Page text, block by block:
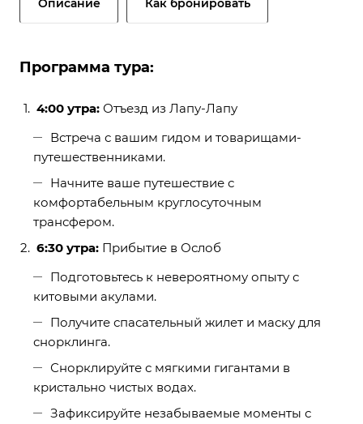
Описание Как бронировать
Программа тура:
4:00 утра: Отъезд из Лапу-Лапу
Встреча с вашим гидом и товарищами-
путешественниками.
Начните ваше путешествие с
комфортабельным круглосуточным
трансфером.
6:30 утра: Прибытие в Ослоб
Подготовьтесь к невероятному опыту с
китовыми акулами.
Получите спасательный жилет и маску для
снорклинга.
Снорклируйте с мягкими гигантами в
кристально чистых водах.
Зафиксируйте незабываемые моменты с